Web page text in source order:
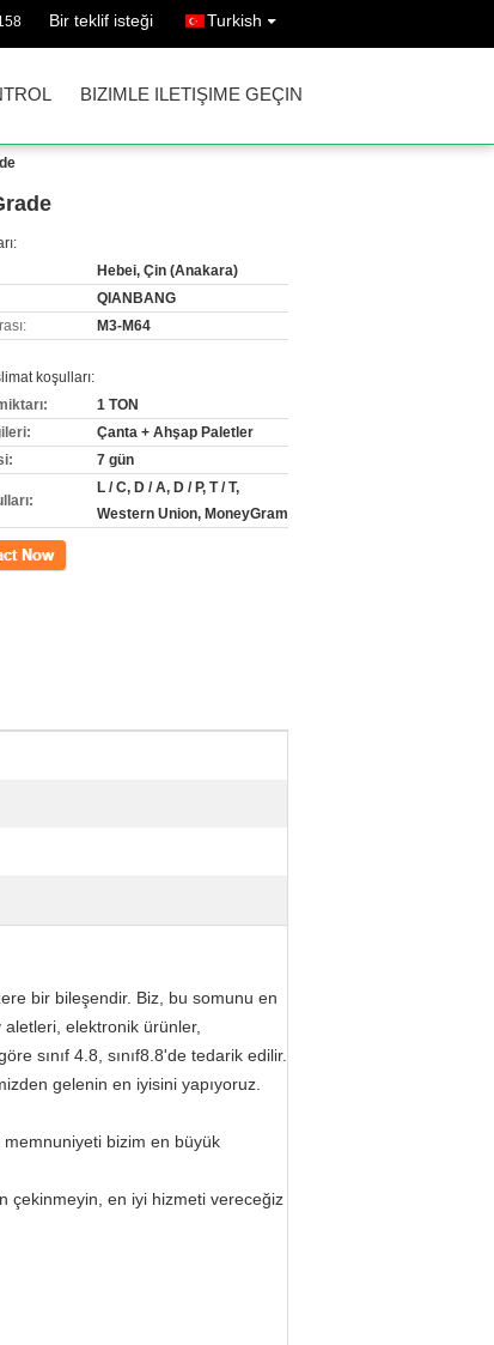
Bir teklif isteği Turkish
BIZIMLE ILETIŞIME GEÇIN
Hebei, Çin (Anakara)
QIANBANG
M3-M64
koşulları:
1 TON
Çanta + Ahşap Paletler
7 gün
L / C, D / A, D / P, T / T,
Western Union, MoneyGram
bir bileşendir. Biz, bu somunu en
elektronik ürünler,
sınıf 4.8, sınıf8.8'de tedarik edilir.
gelenin en iyisini yapıyoruz.
bizim en büyük
çekinmeyin, en iyi hizmeti vereceğiz